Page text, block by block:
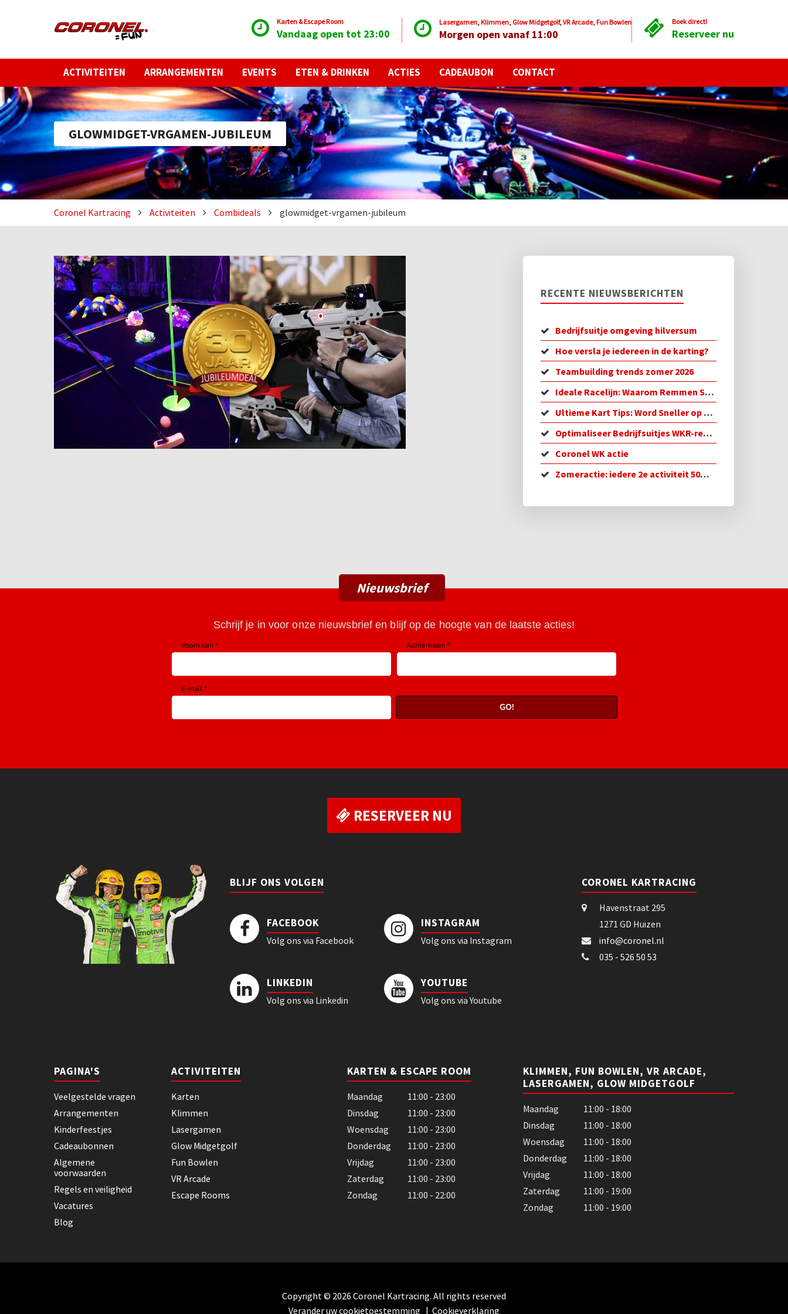
Karten & Escape Room
Vandaag open tot 23:00
Lasergamen, Klimmen, Glow Midgetgolf, VR Arcade, Fun Bowlen
Morgen open vanaf 11:00
Boek direct!
Reserveer nu
ACTIVITEITEN ARRANGEMENTEN EVENTS ETEN & DRINKEN ACTIES CADEAUBON CONTACT
GLOWMIDGET-VRGAMEN-JUBILEUM
Coronel Kartracing Activiteiten Combideals glowmidget-vrgamen-jubileum
RECENTE NIEUWSBERICHTEN
Bedrijfsuitje omgeving hilversum
Hoe versla je iedereen in de karting?
Teambuilding trends zomer 2026
Ideale Racelijn: Waarom Remmen Sneller is
Ultieme Kart Tips: Word Sneller op de Baan!
Optimaliseer Bedrijfsuitjes WKR-regeling in 2026
Coronel WK actie
Zomeractie: iedere 2e activiteit 50% korting
Nieuwsbrief
RESERVEER NU
BLIJF ONS VOLGEN
FACEBOOK
Volg ons via Facebook
INSTAGRAM
Volg ons via Instagram
LINKEDIN
Volg ons via Linkedin
YOUTUBE
Volg ons via Youtube
CORONEL KARTRACING
Havenstraat 295
1271 GD Huizen
info@coronel.nl
035 - 526 50 53
PAGINA'S
Veelgestelde vragen
Arrangementen
Kinderfeestjes
Cadeaubonnen
Algemene
voorwaarden
Regels en veiligheid
Vacatures
Blog
ACTIVITEITEN
Karten
Klimmen
Lasergamen
Glow Midgetgolf
Fun Bowlen
VR Arcade
Escape Rooms
KARTEN & ESCAPE ROOM
Maandag
11:00 - 23:00
Dinsdag
11:00 - 23:00
Woensdag
11:00 - 23:00
Donderdag
11:00 - 23:00
Vrijdag
11:00 - 23:00
Zaterdag
11:00 - 23:00
Zondag
11:00 - 22:00
KLIMMEN, FUN BOWLEN, VR ARCADE,
LASERGAMEN, GLOW MIDGETGOLF
Maandag
11:00 - 18:00
Dinsdag
11:00 - 18:00
Woensdag
11:00 - 18:00
Donderdag
11:00 - 18:00
Vrijdag
11:00 - 18:00
Zaterdag
11:00 - 19:00
Zondag
11:00 - 19:00
Copyright © 2026 Coronel Kartracing. All rights reserved
Verander uw cookietoestemming | Cookieverklaring